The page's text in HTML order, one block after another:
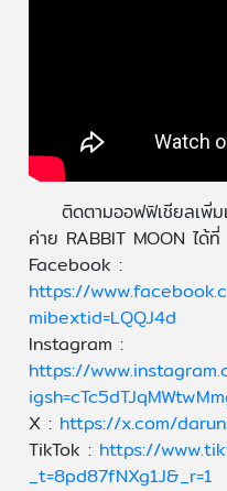
ติดตามออฟฟิเชียลเพิ่ม
ค่าย RABBIT MOON ได้ที่
Facebook :
https://
mibextid=LQQJ4d
Instagram :
https://
X : https://x.com/
TikTok : https://
_t=8pd87fNXg1J&_r=1